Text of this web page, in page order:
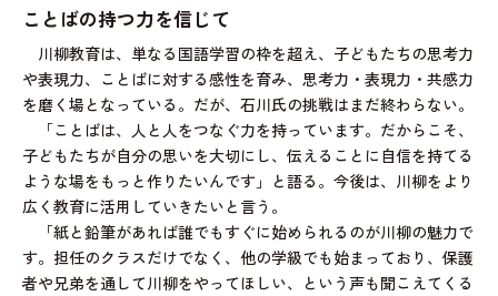
ことばの持つ力を信じて
川柳教育は、単なる国語学習の枠を超え、子どもたちの思考力
や表現力、ことばに対する感性を育み、思考力・表現力・共感力
を磨く場となっている。だが、石川氏の挑戦はまだ終わらない。
「ことばは、人と人をつなぐ力を持っています。だからこそ、
子どもたちが自分の思いを大切にし、伝えることに自信を持てる
ような場をもっと作りたいんです」と語る。今後は、川柳をより
広く教育に活用していきたいと言う。
「紙と鉛筆があれば誰でもすぐに始められるのが川柳の魅力で
す。担任のクラスだけでなく、他の学級でも始まっており、保護
者や兄弟を通して川柳をやってほしい、という声も聞こえてくる